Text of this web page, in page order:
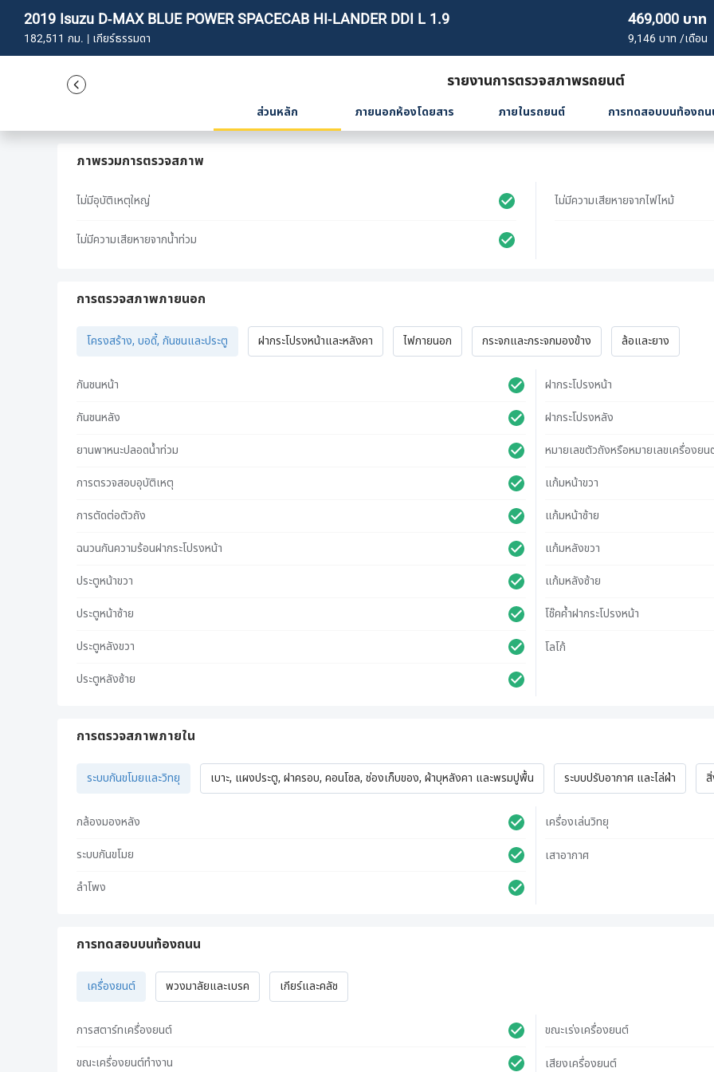
2019 Isuzu D-MAX BLUE POWER SPACECAB HI-LANDER DDI L 1.9
182,511 กม. | เกียร์ธรรมดา
469,000 บาท
9,146 บาท /เดือน
รายงานการตรวจสภาพรถยนต์
ส่วนหลัก ภายนอกห้องโดยสาร ภายในรถยนต์ การทดสอบบนท้องถ
ภาพรวมการตรวจสภาพ
ไม่มีอุบัติเหตุใหญ่ ไม่มีความเสียหายจากไฟไหม้
ไม่มีความเสียหายจากน้ำท่วม
การตรวจสภาพภายนอก
โครงสร้าง, บอดี้, กันชนและประตู ฝากระโปรงหน้าและหลังคา ไฟภายนอก กระจกและกระจกมองข้าง ล้อและยาง
กันชนหน้า
กันชนหลัง
ยานพาหนะปลอดน้ําท่วม
การตรวจสอบอุบัติเหตุ
การตัดต่อตัวถัง
ฉนวนกันความร้อนฝากระโปรงหน้า
ประตูหน้าขวา
ประตูหน้าซ้าย
ประตูหลังขวา
ประตูหลังซ้าย
ฝากระโปรงหน้า
ฝากระโปรงหลัง
หมายเลขตัวถังหรือหมายเลขเครื่องยน
แก้มหน้าขวา
แก้มหน้าซ้าย
แก้มหลังขวา
แก้มหลังซ้าย
โช๊คค้ำฝากระโปรงหน้า
โลโก้
การตรวจสภาพภายใน
ระบบกันขโมยและวิทยุ เบาะ, แผงประตู, ฝาครอบ, คอนโซล, ช่องเก็บของ, ผ้าบุหลังคา และพรมปูพื้น ระบบปรับอากาศ และไล่ฝ่า
กล้องมองหลัง
ระบบกันขโมย
ลำโพง
เครื่องเล่นวิทยุ
เสาอากาศ
การทดสอบบนท้องถนน
เครื่องยนต์ พวงมาลัยและเบรค เกียร์และคลัช
การสตาร์ทเครื่องยนต์
ขณะเครื่องยนต์ทำงาน
ขณะเร่งเครื่องยนต์
เสียงเครื่องยนต์